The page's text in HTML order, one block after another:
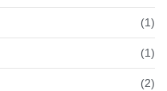
(1)
(1)
(2)